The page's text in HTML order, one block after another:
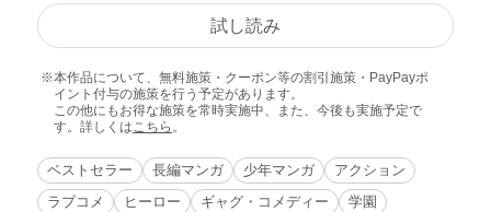
試し読み
本作品について、無料施策・クーポン等の割引施策・PayPayポ
イント付与の施策を行う予定があります。
この他にもお得な施策を常時実施中、また、今後も実施予定で
す。詳しくはこちら 。
ベストセラー 長編マンガ 少年マンガ
アクション
ラブコメ
ヒーロー ギャグ・コメディー
学園